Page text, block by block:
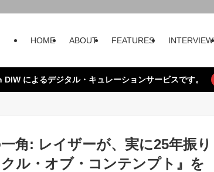
HOME ABOUT FEATURES INTERVIEW
によるデジタル・キュレーションサービスです。
角: レイザーが、実に25年振り
ル・オブ・コンテンプト』を